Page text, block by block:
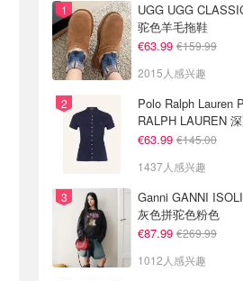
UGG UGG
驼色羊毛拖鞋
€63.99 €159.99
2015人感兴趣
Polo Ralph Lauren
RALPH LAUREN
布 Polo衫
€63.99 €145.00
1437人感兴趣
Ganni GANNI
灰色拼驼色粉色
€87.99 €269.99
1012人感兴趣